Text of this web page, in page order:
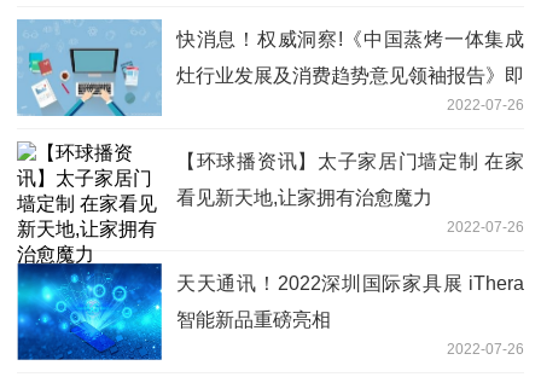
快消息！权威洞察!《中国蒸烤一体集成
灶行业发展及消费趋势意见领袖报告》即
2022-07-26
【环球播资讯】太子家居门墙定制 在家
看见新天地,让家拥有治愈魔力
2022-07-26
天天通讯！2022深圳国际家具展 iThera
智能新品重磅亮相
2022-07-26